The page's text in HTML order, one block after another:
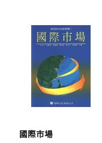
劃撥單，匯款者大名請
核銷作業。
步驟4 完成訂購
訂購完成後，可至會員
訂單處理的狀態。
運費說明:
國際市場